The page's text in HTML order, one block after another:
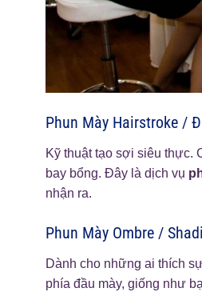
Phun Mày Hairstroke /
Kỹ thuật tạo sợi siêu thực.
bay bổng. Đây là dịch vụ
nhận ra.
Phun Mày Ombre /
Dành cho những ai thích
phía đầu mày, giống như